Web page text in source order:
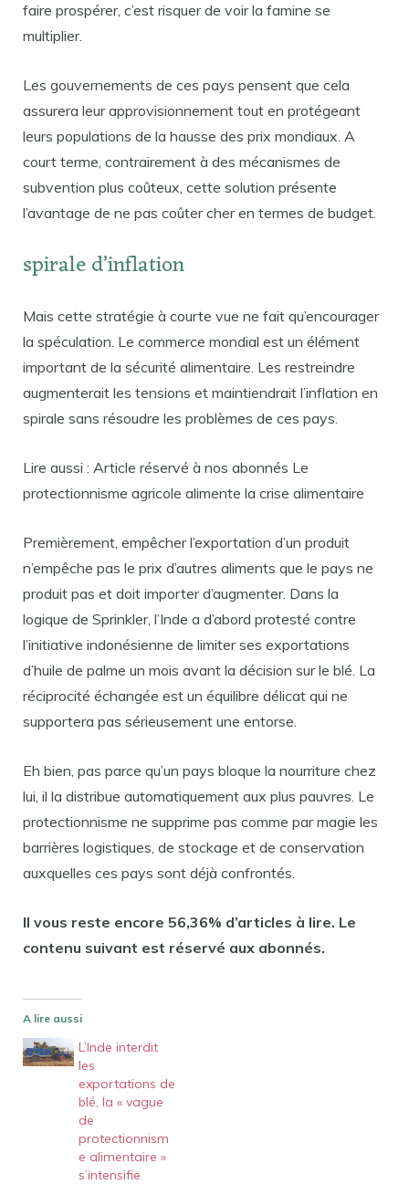
faire prospérer, c’est risquer de voir la famine se
multiplier.
Les gouvernements de ces pays pensent que cela
assurera leur approvisionnement tout en protégeant
leurs populations de la hausse des prix mondiaux. A
court terme, contrairement à des mécanismes de
subvention plus coûteux, cette solution présente
l’avantage de ne pas coûter cher en termes de budget.
spirale d’inflation
Mais cette stratégie à courte vue ne fait qu’encourager
la spéculation. Le commerce mondial est un élément
important de la sécurité alimentaire. Les restreindre
augmenterait les tensions et maintiendrait l’inflation en
spirale sans résoudre les problèmes de ces pays.
Lire aussi : Article réservé à nos abonnés Le
protectionnisme agricole alimente la crise alimentaire
Premièrement, empêcher l’exportation d’un produit
n’empêche pas le prix d’autres aliments que le pays ne
produit pas et doit importer d’augmenter. Dans la
logique de Sprinkler, l’Inde a d’abord protesté contre
l’initiative indonésienne de limiter ses exportations
d’huile de palme un mois avant la décision sur le blé. La
réciprocité échangée est un équilibre délicat qui ne
supportera pas sérieusement une entorse.
Eh bien, pas parce qu’un pays bloque la nourriture chez
lui, il la distribue automatiquement aux plus pauvres. Le
protectionnisme ne supprime pas comme par magie les
barrières logistiques, de stockage et de conservation
auxquelles ces pays sont déjà confrontés.
Il vous reste encore 56,36% d’articles à lire. Le
contenu suivant est réservé aux abonnés.
A lire aussi
L’Inde interdit
les
exportations de
blé, la « vague
de
protectionnism
e alimentaire »
s’intensifie